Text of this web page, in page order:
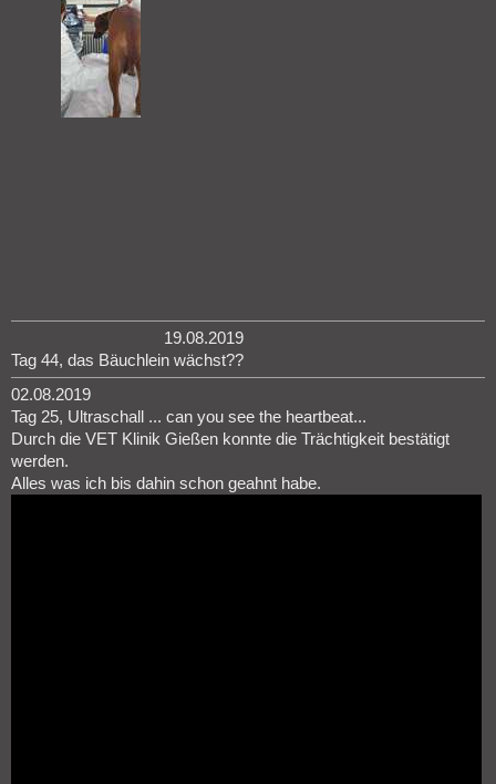
19.08.2019
Tag 44, das Bäuchlein wächst??
02.08.2019
Tag 25, Ultraschall ... can you see the heartbeat...
Durch die VET Klinik Gießen konnte die Trächtigkeit bestätigt
werden.
Alles was ich bis dahin schon geahnt habe.